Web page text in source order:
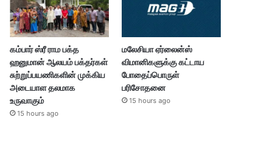
கம்பார் ஸ்ரீ ராம பக்த
ஹனுமான் ஆலயம் பக்தர்கள்
சுற்றுப்பயணிகளின் முக்கிய
அடையாள தலமாக
உருவாகும்
15 hours ago
மலேசியா ஏர்லைன்ஸ்
விமானிகளுக்கு கட்டாய
போதைப்பொருள்
பரிசோதனை
15 hours ago